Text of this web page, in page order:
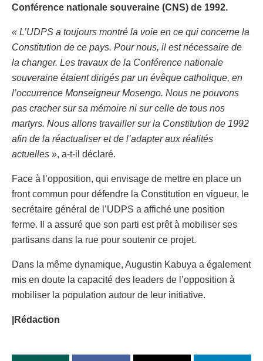
Conférence nationale souveraine (CNS) de 1992.
« L’UDPS a toujours montré la voie en ce qui concerne la
Constitution de ce pays. Pour nous, il est nécessaire de
la changer. Les travaux de la Conférence nationale
souveraine étaient dirigés par un évêque catholique, en
l’occurrence Monseigneur Mosengo. Nous ne pouvons
pas cracher sur sa mémoire ni sur celle de tous nos
martyrs. Nous allons travailler sur la Constitution de 1992
afin de la réactualiser et de l’adapter aux réalités
actuelles », a-t-il déclaré.
Face à l’opposition, qui envisage de mettre en place un
front commun pour défendre la Constitution en vigueur, le
secrétaire général de l’UDPS a affiché une position
ferme. Il a assuré que son parti est prêt à mobiliser ses
partisans dans la rue pour soutenir ce projet.
Dans la même dynamique, Augustin Kabuya a également
mis en doute la capacité des leaders de l’opposition à
mobiliser la population autour de leur initiative.
|Rédaction